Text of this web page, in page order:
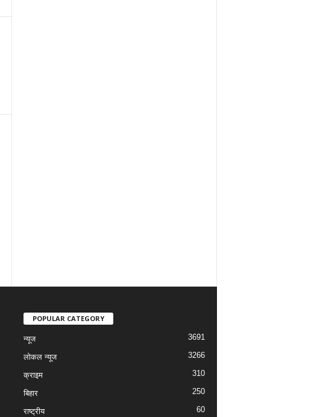
POPULAR CATEGORY
न्यूज 3691
लोकल न्यूज 3266
क्राइम 310
बिहार 250
राष्ट्रीय 60